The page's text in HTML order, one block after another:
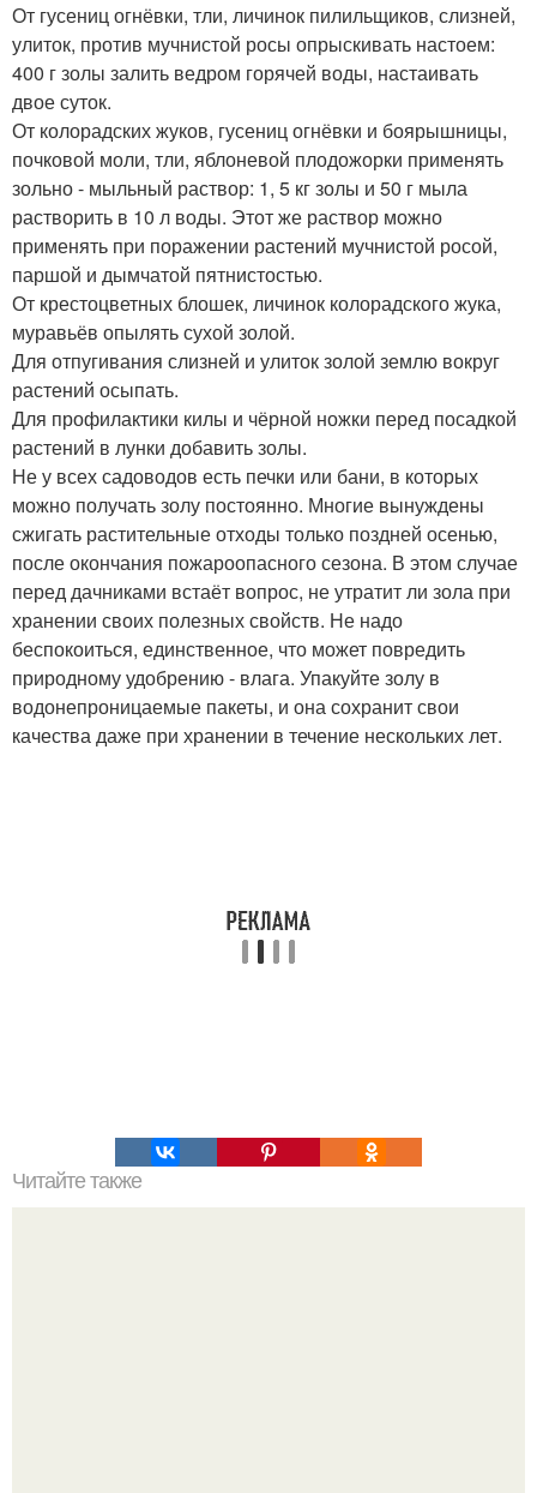
От гусениц огнёвки, тли, личинок пилильщиков, слизней,
улиток, против мучнистой росы опрыскивать настоем:
400 г золы залить ведром горячей воды, настаивать
двое суток.
От колорадских жуков, гусениц огнёвки и боярышницы,
почковой моли, тли, яблоневой плодожорки применять
зольно - мыльный раствор: 1, 5 кг золы и 50 г мыла
растворить в 10 л воды. Этот же раствор можно
применять при поражении растений мучнистой росой,
паршой и дымчатой пятнистостью.
От крестоцветных блошек, личинок колорадского жука,
муравьёв опылять сухой золой.
Для отпугивания слизней и улиток золой землю вокруг
растений осыпать.
Для профилактики килы и чёрной ножки перед посадкой
растений в лунки добавить золы.
Не у всех садоводов есть печки или бани, в которых
можно получать золу постоянно. Многие вынуждены
сжигать растительные отходы только поздней осенью,
после окончания пожароопасного сезона. В этом случае
перед дачниками встаёт вопрос, не утратит ли зола при
хранении своих полезных свойств. Не надо
беспокоиться, единственное, что может повредить
природному удобрению - влага. Упакуйте золу в
водонепроницаемые пакеты, и она сохранит свои
качества даже при хранении в течение нескольких лет.
Читайте также